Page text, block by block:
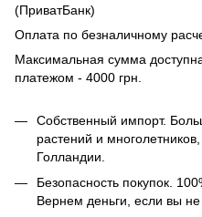
(ПриватБанк)
Оплата по безналичному
Максимальная сумма
платежом - 4000 грн.
Собственный импорт.
растений и
Голландии.
Безопасность покупок.
Вернем деньги, если вы не